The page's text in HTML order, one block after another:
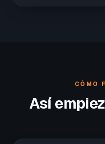
CÓMO
Así